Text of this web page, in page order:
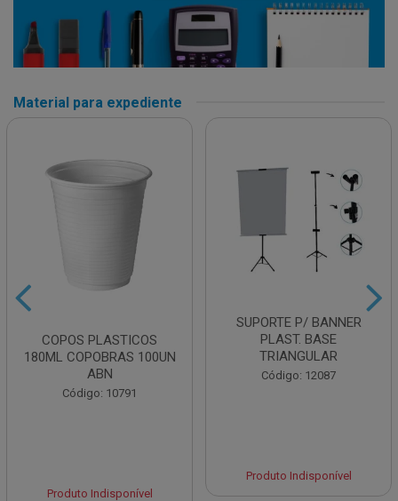
Material para expediente
COPOS PLASTICOS
180ML COPOBRAS 100UN
ABN
Código: 10791
Produto Indisponível
SUPORTE P/ BANNER
PLAST. BASE
TRIANGULAR
Código: 12087
Produto Indisponível